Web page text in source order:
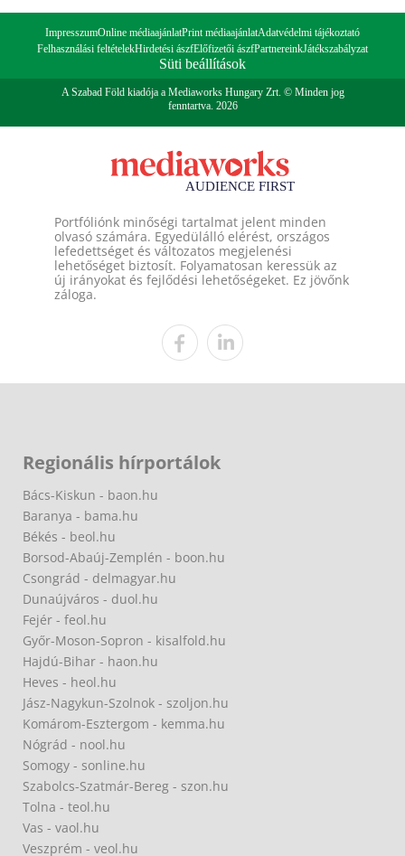
ImpresszumOnline médiaajánlatPrint médiaajánlatAdatvédelmi tájékoztató
Felhasználási feltételekHirdetési ászfElőfizetői ászfPartnereinkJátékszabályzat
Süti beállítások
A Szabad Föld kiadója a Mediaworks Hungary Zrt. © Minden jog
fenntartva. 2026
Portfóliónk minőségi tartalmat jelent minden
olvasó számára. Egyedülálló elérést, országos
lefedettséget és változatos megjelenési
lehetőséget biztosít. Folyamatosan keressük az
új irányokat és fejlődési lehetőségeket. Ez jövőnk
záloga.
Regionális hírportálok
Bács-Kiskun - baon.hu
Baranya - bama.hu
Békés - beol.hu
Borsod-Abaúj-Zemplén - boon.hu
Csongrád - delmagyar.hu
Dunaújváros - duol.hu
Fejér - feol.hu
Győr-Moson-Sopron - kisalfold.hu
Hajdú-Bihar - haon.hu
Heves - heol.hu
Jász-Nagykun-Szolnok - szoljon.hu
Komárom-Esztergom - kemma.hu
Nógrád - nool.hu
Somogy - sonline.hu
Szabolcs-Szatmár-Bereg - szon.hu
Tolna - teol.hu
Vas - vaol.hu
Veszprém - veol.hu